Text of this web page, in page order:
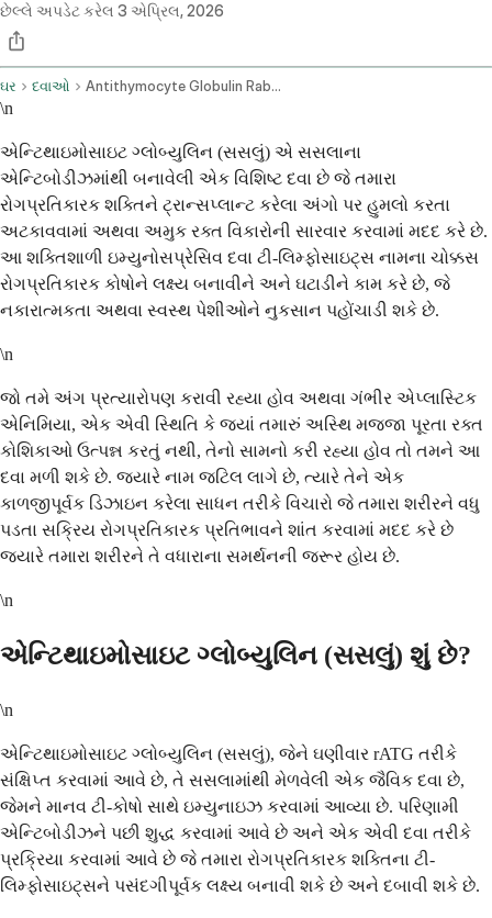
છેલ્લે અપડેટ કરેલ 3 એપ્રિલ, 2026
ઘર દવાઓ Antithymocyte Globulin Rabbit Intravenous Route
\n
એન્ટિથાઇમોસાઇટ ગ્લોબ્યુલિન (સસલું) એ સસલાના
એન્ટિબોડીઝમાંથી બનાવેલી એક વિશિષ્ટ દવા છે જે તમારા
રોગપ્રતિકારક શક્તિને ટ્રાન્સપ્લાન્ટ કરેલા અંગો પર હુમલો કરતા
અટકાવવામાં અથવા અમુક રક્ત વિકારોની સારવાર કરવામાં મદદ કરે છે.
આ શક્તિશાળી ઇમ્યુનોસપ્રેસિવ દવા ટી-લિમ્ફોસાઇટ્સ નામના ચોક્કસ
રોગપ્રતિકારક કોષોને લક્ષ્ય બનાવીને અને ઘટાડીને કામ કરે છે, જે
નકારાત્મકતા અથવા સ્વસ્થ પેશીઓને નુકસાન પહોંચાડી શકે છે.
\n
જો તમે અંગ પ્રત્યારોપણ કરાવી રહ્યા હોવ અથવા ગંભીર એપ્લાસ્ટિક
એનિમિયા, એક એવી સ્થિતિ કે જ્યાં તમારું અસ્થિ મજ્જા પૂરતા રક્ત
કોશિકાઓ ઉત્પન્ન કરતું નથી, તેનો સામનો કરી રહ્યા હોવ તો તમને આ
દવા મળી શકે છે. જ્યારે નામ જટિલ લાગે છે, ત્યારે તેને એક
કાળજીપૂર્વક ડિઝાઇન કરેલા સાધન તરીકે વિચારો જે તમારા શરીરને વધુ
પડતા સક્રિય રોગપ્રતિકારક પ્રતિભાવને શાંત કરવામાં મદદ કરે છે
જ્યારે તમારા શરીરને તે વધારાના સમર્થનની જરૂર હોય છે.
\n
એન્ટિથાઇમોસાઇટ ગ્લોબ્યુલિન (સસલું) શું છે?
\n
એન્ટિથાઇમોસાઇટ ગ્લોબ્યુલિન (સસલું), જેને ઘણીવાર rATG તરીકે
સંક્ષિપ્ત કરવામાં આવે છે, તે સસલામાંથી મેળવેલી એક જૈવિક દવા છે,
જેમને માનવ ટી-કોષો સાથે ઇમ્યુનાઇઝ કરવામાં આવ્યા છે. પરિણામી
એન્ટિબોડીઝને પછી શુદ્ધ કરવામાં આવે છે અને એક એવી દવા તરીકે
પ્રક્રિયા કરવામાં આવે છે જે તમારા રોગપ્રતિકારક શક્તિના ટી-
લિમ્ફોસાઇટ્સને પસંદગીપૂર્વક લક્ષ્ય બનાવી શકે છે અને દબાવી શકે છે.